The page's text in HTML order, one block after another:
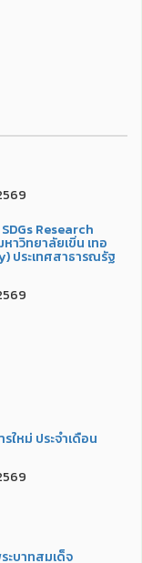
Research
าวิทยาลัยเขิ่น เทอ
ประเทศสาธารณรัฐ
ใหม่ ประจำเดือน
ะบาทสมเด็จ